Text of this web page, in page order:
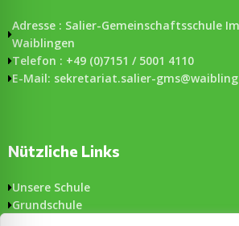
Adresse : Salier-Gemeinschaftsschule
Waiblingen
Telefon : +49 (0)7151 / 5001 4110
E-Mail: sekretariat.salier-
Nützliche Links
Unsere Schule
Grundschule